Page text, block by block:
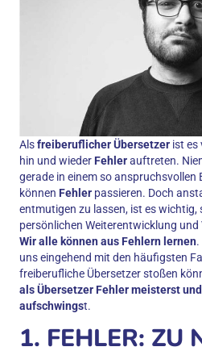
Alsfreiberuflicher Übersetzer ist es
hin und wieder Fehlerauftreten.
gerade in einem so anspruchsvollen
können Fehler passieren. Doch
entmutigen zu lassen, ist es wichtig,
persönlichen Weiterentwicklung
Wir alle können aus Fehlern lernen
uns eingehend mit den häufigsten
freiberufliche Übersetzer stoßen
als Übersetzer Fehler meisterst
aufschwingst.
1. FEHLER: ZU